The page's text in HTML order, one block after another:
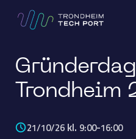
Trondheim
21/10/26 kl. 9:00-16:00